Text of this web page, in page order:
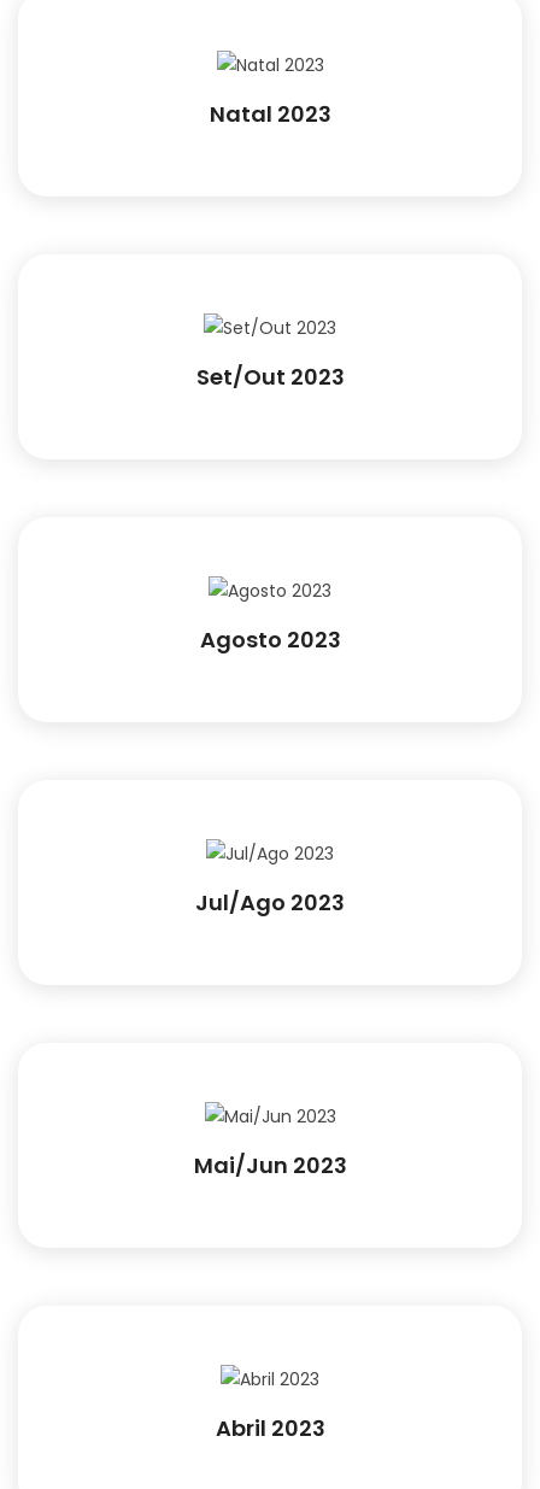
Natal 2023
Set/Out 2023
Agosto 2023
Jul/Ago 2023
Mai/Jun 2023
Abril 2023